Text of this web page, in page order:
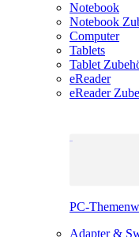
Notebook
Notebook
Computer
Tablets
Tablet
eReader
eReader
PC-
Adapter &